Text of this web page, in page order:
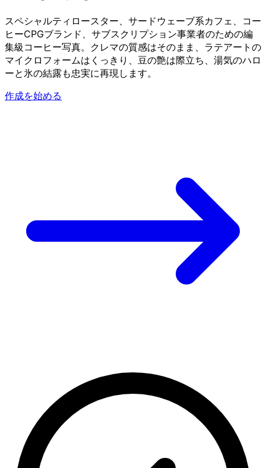
スペシャルティロースター、サードウェーブ系カフェ、コー
ヒーCPGブランド、サブスクリプション事業者のための編
集級コーヒー写真。クレマの質感はそのまま、ラテアートの
マイクロフォームはくっきり、豆の艶は際立ち、湯気のハロ
ーと氷の結露も忠実に再現します。
作成を始める